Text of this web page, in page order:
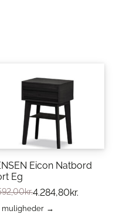
Eicon Natbord
Eg
kr.4.284,80kr.
muligheder